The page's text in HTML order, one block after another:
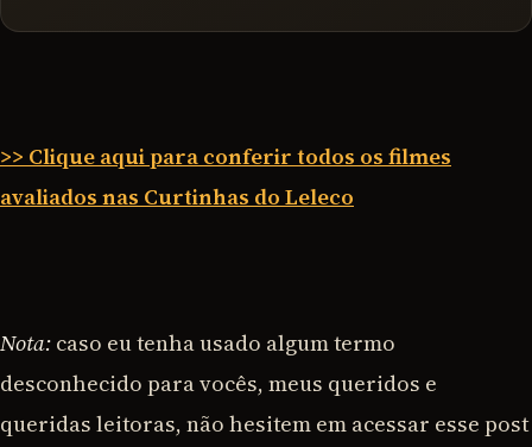
>> Clique aqui para conferir todos os filmes
avaliados nas Curtinhas do Leleco
Nota: caso eu tenha usado algum termo
desconhecido para vocês, meus queridos e
queridas leitoras, não hesitem em acessar esse post